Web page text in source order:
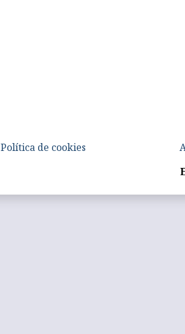
Política de cookies